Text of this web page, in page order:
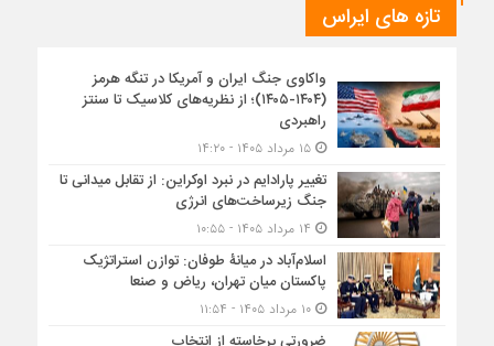
تازه های ایراس
واکاوی جنگ ایران و آمریکا در تنگه هرمز
(۱۴۰۴-۱۴۰۵)؛ از نظریه‌های کلاسیک تا سنتز
راهبردی
۱۵ مرداد ۱۴۰۵ - ۱۴:۲۰
تغییر پارادایم در نبرد اوکراین: از تقابل میدانی تا
جنگ زیرساخت‌های انرژی
اسلام‌آباد در میانۀ طوفان: توازن استراتژیک
پاکستان میان تهران، ریاض و صنعا
۱۰ مرداد ۱۴۰۵ - ۱۱:۵۴